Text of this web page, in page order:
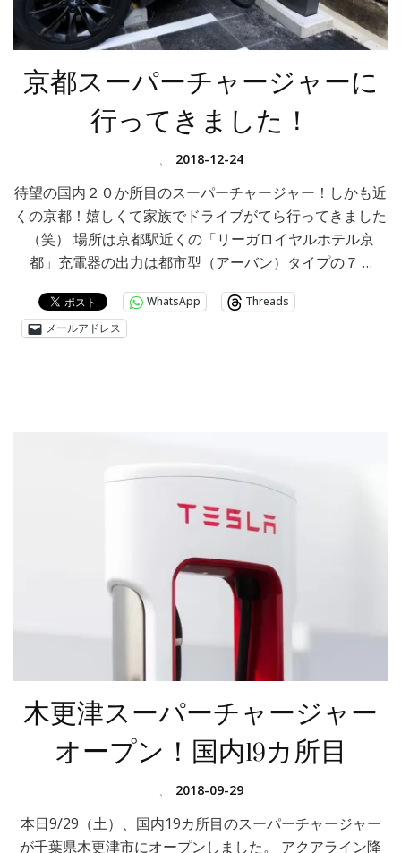
京都スーパーチャージャーに
行ってきました！
2018-12-24
待望の国内２０か所目のスーパーチャージャー！しかも近
くの京都！嬉しくて家族でドライブがてら行ってきました
（笑） 場所は京都駅近くの「リーガロイヤルホテル京
都」充電器の出力は都市型（アーバン）タイプの７ …
WhatsApp
Threads
メールアドレス
木更津スーパーチャージャー
オープン！国内19カ所目
、 2018-09-29
本日9/29（土）、国内19カ所目のスーパーチャージャー
が千葉県木更津市にオープンしました。 アクアライン降